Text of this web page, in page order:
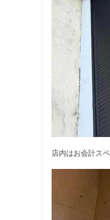
店内はお会計ス